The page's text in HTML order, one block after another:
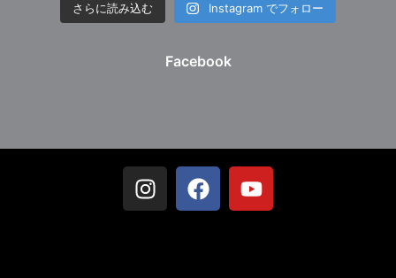
さらに読み込む Instagram でフォロー
Facebook